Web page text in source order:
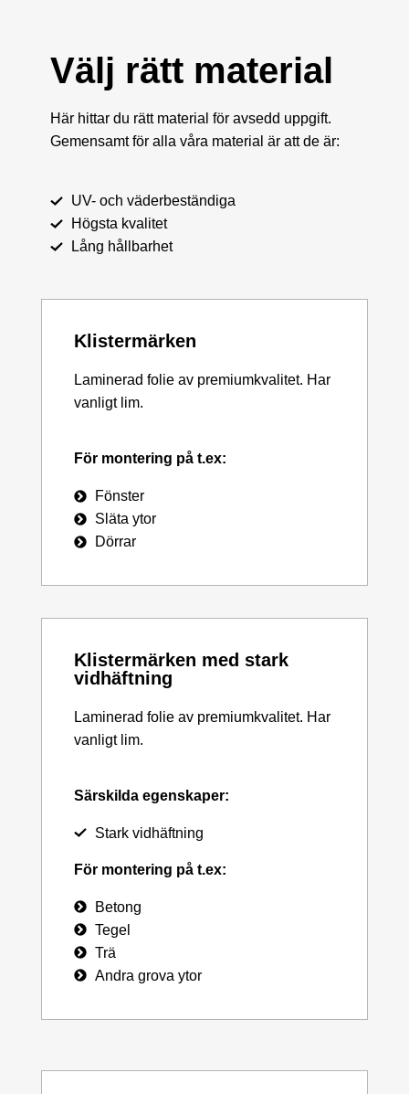
Välj rätt material
Här hittar du rätt material för avsedd uppgift.
Gemensamt för alla våra material är att de är:
UV- och väderbeständiga
Högsta kvalitet
Lång hållbarhet
Klistermärken
Laminerad folie av premiumkvalitet. Har
vanligt lim.
För montering på t.ex:
Fönster
Släta ytor
Dörrar
Klistermärken med stark
vidhäftning
Laminerad folie av premiumkvalitet. Har
vanligt lim.
Särskilda egenskaper:
Stark vidhäftning
För montering på t.ex:
Betong
Tegel
Trä
Andra grova ytor